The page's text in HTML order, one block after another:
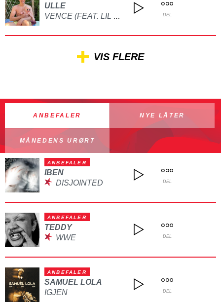
ULLE
VENCE (FEAT. LIL GULP) DEL
VIS FLERE
ANBEFALER NYE LÅTER
MÅNEDENS URØRT
ANBEFALER
IBEN
DISJOINTED
DEL
ANBEFALER
TEDDY
WWE
DEL
ANBEFALER
SAMUEL LOLA
IGJEN
DEL